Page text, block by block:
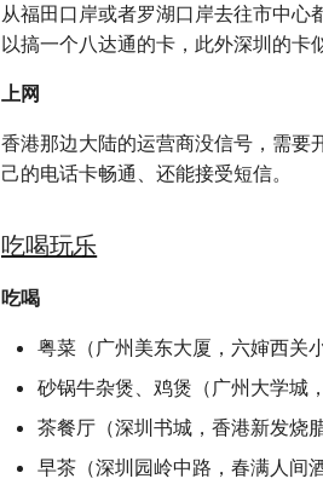
从福田口岸或者罗湖口岸去往市中心
以搞一个八达通的卡，此外深圳的卡
上网
香港那边大陆的运营商没信号，需要
己的电话卡畅通、还能接受短信。
吃喝玩乐
吃喝
粤菜（广州美东大厦，六婶西关
砂锅牛杂煲、鸡煲（广州大学城
茶餐厅（深圳书城，香港新发烧
早茶（深圳园岭中路，春满人间